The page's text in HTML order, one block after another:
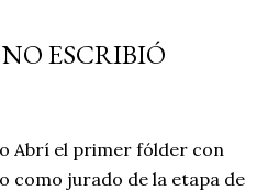
ESCRIBIÓ
Abrí el primer fólder con
como jurado de la etapa de